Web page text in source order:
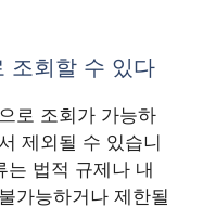
조회할 수 있다
로 조회가 가능하
제외될 수 있습니
법적 규제나 내
가능하거나 제한될